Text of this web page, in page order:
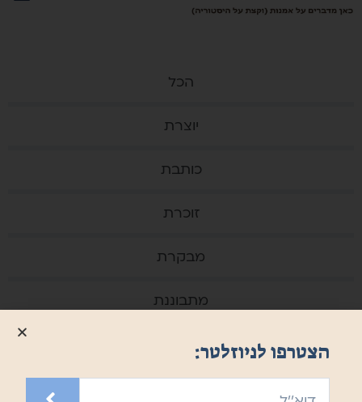
הכל
יוצרת
כותבת
זוכרת
מבקרת
מתבוננת
הצטרפו לניוזלטר: